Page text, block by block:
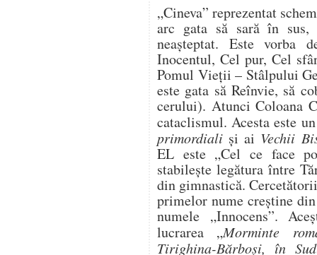
„Cineva” reprezentat
arc gata să sară în
neașteptat. Este vorba
Inocentul, Cel pur, Cel
Pomul Vieții – Stâlpului
este gata să Reînvie, să
cerului). Atunci Coloana
cataclismul. Acesta este
primordiali și ai Vechii
EL este „Cel ce face
stabilește legătura între
din gimnastică.
primelor nume creştine
numele „Innocens”.
lucrarea „Morminte
Tirighina-Bărboşi, în